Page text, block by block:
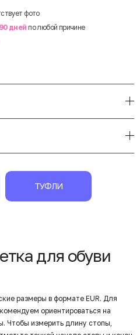
фото
90 дней по любой причине
ТУФЛИ
для обуви
размеры в формате EUR. Для
ориентироваться на
Чтобы измерить длину стопы,